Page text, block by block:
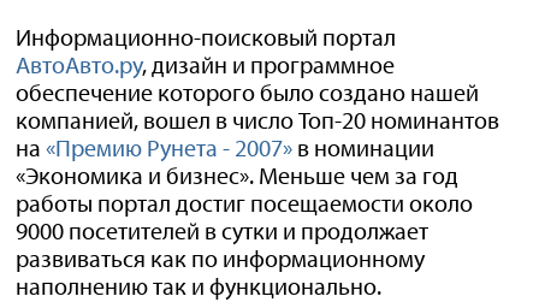
Информационно-поисковый портал
АвтоАвто.ру, дизайн и программное
обеспечение которого было создано нашей
компанией, вошел в число Топ-20 номинантов
на«Премию Рунета - 2007» в номинации
«Экономика и бизнес». Меньше чем за год
работы портал достиг посещаемости около
9000 посетителей в сутки и продолжает
развиваться как по информационному
наполнению так и функционально.